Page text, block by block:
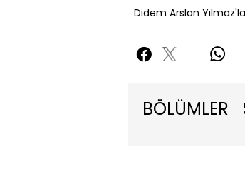
Didem Arslan
BÖLÜMLER